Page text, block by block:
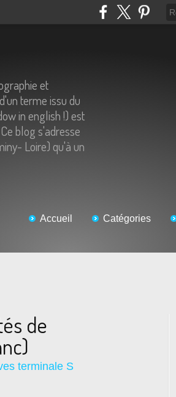
et
terme issu du
in english !) est
blog s'adresse
Loire) qu'à un
Accueil Catégories
de
terminale S